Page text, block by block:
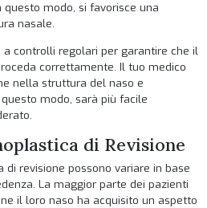
modo, si favorisce una
nasale.
a controlli regolari per garantire che il
correttamente. Il tuo medico
nella struttura del naso e
modo, sarà più facile
di Revisione
revisione possono variare in base
La maggior parte dei pazienti
il loro naso ha acquisito un aspetto